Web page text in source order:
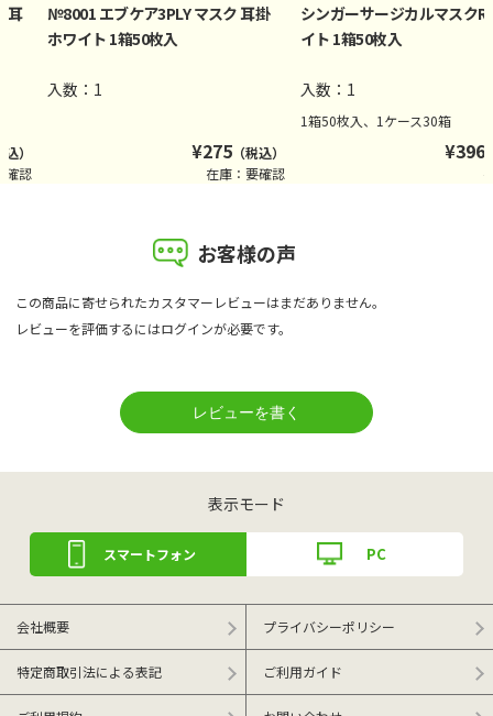
耳
）
確認
№8001 エブケア3PLY マスク 耳掛
ホワイト 1箱50枚入
入数：1
¥275 （税込）
在庫：要確認
シンガーサージカルマスク
イト 1箱50枚入
入数：1
1箱50枚入、1ケース30箱
¥396
お客様の声
この商品に寄せられたカスタマーレビューはまだありません。
レビューを評価するにはログインが必要です。
表示モード
スマートフォン PC
会社概要 プライバシーポリシー
特定商取引法による表記 ご利用ガイド